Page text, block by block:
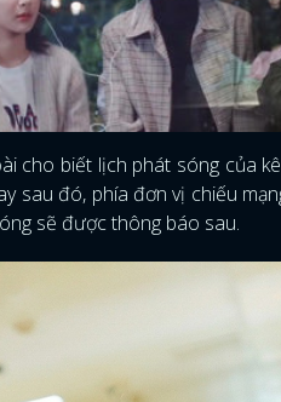
cho biết lịch phát sóng của
sau đó, phía đơn vị chiếu
sẽ được thông báo sau.